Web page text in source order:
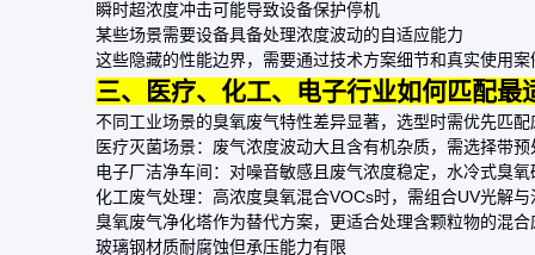
瞬时超浓度冲击可能导致设备保护停机
某些场景需要设备具备处理浓度波动的自适应能力
这些隐藏的性能边界，需要通过技术方案细节和真实使用
三、医疗、化工、电子行业如何匹配最
不同工业场景的臭氧废气特性差异显著，选型时需优先匹
医疗灭菌场景：废气浓度波动大且含有机杂质，需选择带
电子厂洁净车间：对噪音敏感且废气浓度稳定，水冷式臭氧
化工废气处理：高浓度臭氧混合VOCs时，需组合UV光解
臭氧废气净化塔作为替代方案，更适合处理含颗粒物的混
玻璃钢材质耐腐蚀但承压能力有限